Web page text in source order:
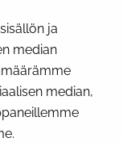
ja
median
median,